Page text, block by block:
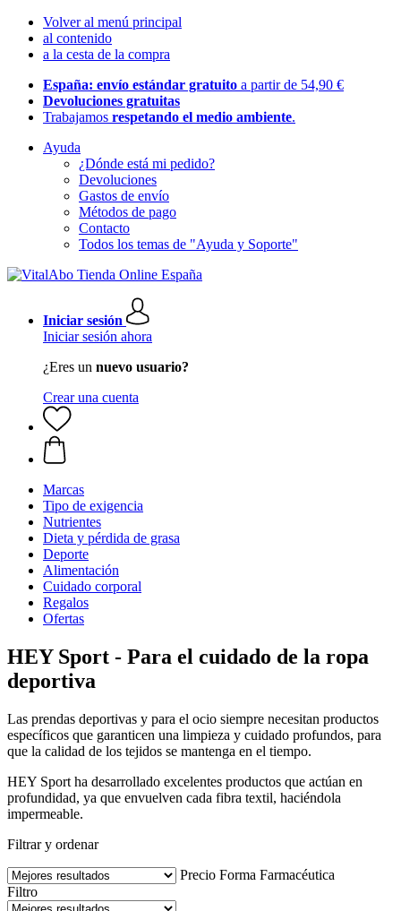
Volver al menú principal
al contenido
a la cesta de la compra
España: envío estándar gratuito a partir de 54,90 €
Devoluciones gratuitas
Trabajamos respetando el medio ambiente.
Ayuda
¿Dónde está mi pedido?
Devoluciones
Gastos de envío
Métodos de pago
Contacto
Todos los temas de "Ayuda y Soporte"
Iniciar sesión
Iniciar sesión ahora
¿Eres un nuevo usuario?
Crear una cuenta
Marcas
Tipo de exigencia
Nutrientes
Dieta y pérdida de grasa
Deporte
Alimentación
Cuidado corporal
Regalos
Ofertas
HEY Sport - Para el cuidado de la ropa
deportiva
Las prendas deportivas y para el ocio siempre necesitan productos
específicos que garanticen una limpieza y cuidado profundos, para
que la calidad de los tejidos se mantenga en el tiempo.
HEY Sport ha desarrollado excelentes productos que actúan en
profundidad, ya que envuelven cada fibra textil, haciéndola
impermeable.
Filtrar y ordenar
Precio Forma Farmacéutica
Filtro